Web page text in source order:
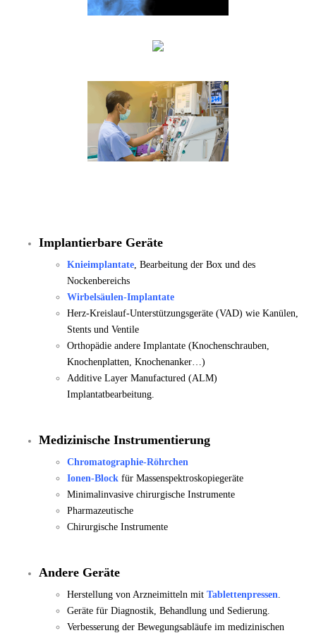
Implantierbare Geräte
Knieimplantate , Bearbeitung der Box und des
Nockenbereichs
Wirbelsäulen-Implantate
Herz-Kreislauf-Unterstützungsgeräte (VAD) wie Kanülen,
Stents und Ventile
Orthopädie andere Implantate (Knochenschrauben,
Knochenplatten, Knochenanker…)
Additive Layer Manufactured (ALM)
Implantatbearbeitung.
Medizinische Instrumentierung
Chromatographie-Röhrchen
Ionen-Block für Massenspektroskopiegeräte
Minimalinvasive chirurgische Instrumente
Pharmazeutische
Chirurgische Instrumente
Andere Geräte
Herstellung von Arzneimitteln mit Tablettenpressen
Geräte für Diagnostik, Behandlung und Sedierung.
Verbesserung der Bewegungsabläufe im medizinischen